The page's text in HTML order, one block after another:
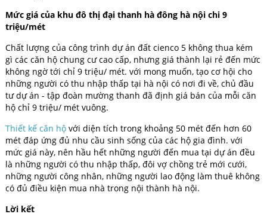
Mức giá của khu đô thị đại thanh hà đông hà nội chi 9
triệu/mét
Chất lượng của công trình dự án đất cienco 5 không thua kém
gì các căn hộ chung cư cao cấp, nhưng giá thành lại rẻ đến mức
không ngờ tới chỉ 9 triệu/ mét. với mong muốn, tạo cơ hội cho
những người có thu nhập thấp tại hà nội có nơi đi về, chủ đầu
tư dự án - tập đoàn mường thanh đã định giá bán của mỗi căn
hộ chỉ 9 triệu/ mét vuông.
Thiết kế căn hộvới diện tích trong khoảng 50 mét đến hơn 60
mét đáp ứng đủ nhu cầu sinh sống của các hộ gia đình. với
mức giá này, nên hầu hết những người đến mua tại dự án đều
là những người có thu nhập thấp, đôi vợ chồng trẻ mới cưới,
những người công nhân, những người lao động làm thuê không
có đủ điều kiện mua nhà trong nội thành hà nội.
Lời kết